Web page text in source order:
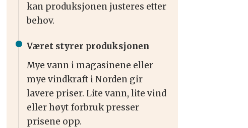
kan produksjonen justeres etter
behov.
Været styrer produksjonen
Mye vann i magasinene eller
mye vindkraft i Norden gir
lavere priser. Lite vann, lite vind
eller høyt forbruk presser
prisene opp.